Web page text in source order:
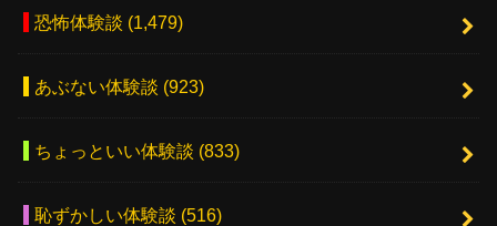
恐怖体験談 (1,479)
あぶない体験談 (923)
ちょっといい体験談 (833)
恥ずかしい体験談 (516)